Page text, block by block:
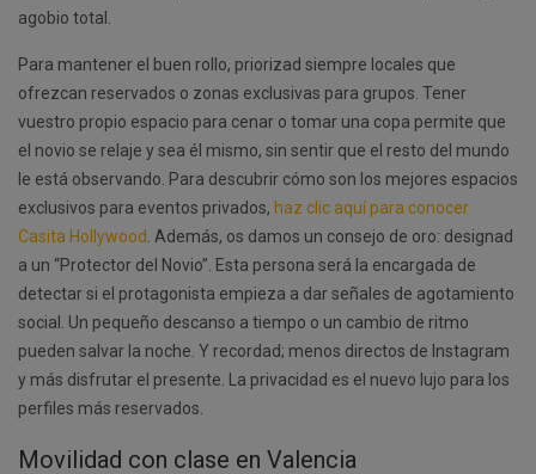
agobio total.
Para mantener el buen rollo, priorizad siempre locales que
ofrezcan reservados o zonas exclusivas para grupos. Tener
vuestro propio espacio para cenar o tomar una copa permite que
el novio se relaje y sea él mismo, sin sentir que el resto del mundo
le está observando. Para descubrir cómo son los mejores espacios
exclusivos para eventos privados, haz clic aquí para conocer
Casita Hollywood . Además, os damos un consejo de oro: designad
a un “Protector del Novio”. Esta persona será la encargada de
detectar si el protagonista empieza a dar señales de agotamiento
social. Un pequeño descanso a tiempo o un cambio de ritmo
pueden salvar la noche. Y recordad; menos directos de Instagram
y más disfrutar el presente. La privacidad es el nuevo lujo para los
perfiles más reservados.
Movilidad con clase en Valencia